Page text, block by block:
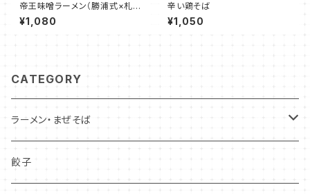
帝王味噌ラーメン（勝浦式×札幌
味噌）
¥1,080
辛い鶏そば
¥1,050
CATEGORY
ラーメン・まぜそば
辛いラーメン
餃子